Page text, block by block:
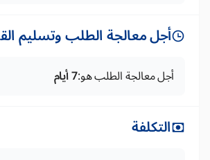
أجل معالجة الطلب وتسليم
أجل معالجة الطلب هو:7 أيام
التكلفة